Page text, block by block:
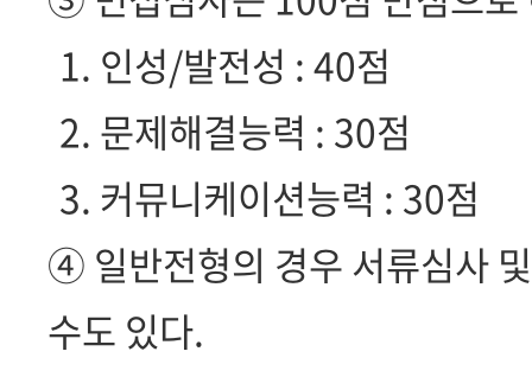
1. 인성/발전성 : 40점
2. 문제해결능력 : 30점
3. 커뮤니케이션능력 : 30점
④ 일반전형의 경우 서류심사
수도 있다.